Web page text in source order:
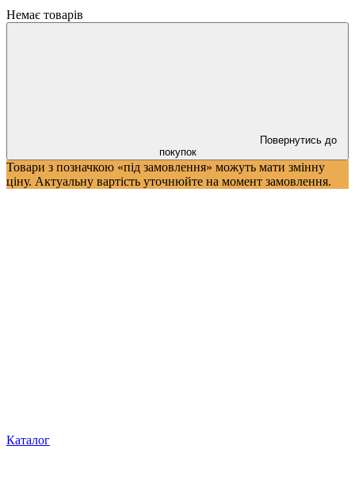
Немає товарів
Повернутись до
покупок
Товари з позначкою «під замовлення» можуть мати змінну
ціну. Актуальну вартість уточнюйте на момент замовлення.
Каталог